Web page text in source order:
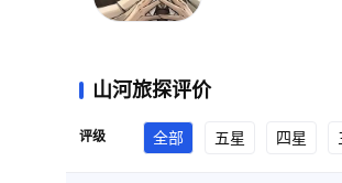
山河旅探评价
评级 全部 五星 四星